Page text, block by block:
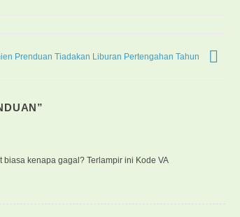
Prenduan Tiadakan Liburan Pertengahan Tahun
”
kenapa gagal? Terlampir ini Kode VA